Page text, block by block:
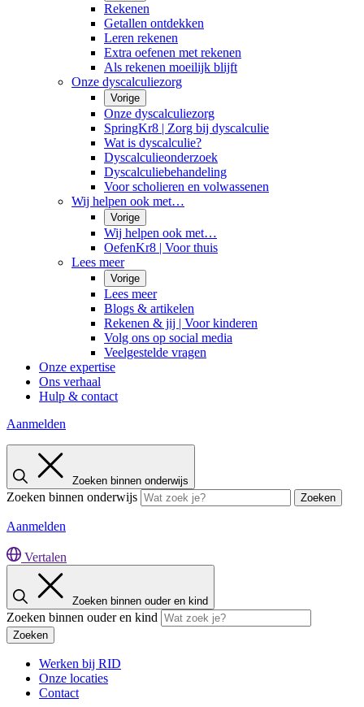
Rekenen
Getallen ontdekken
Leren rekenen
Extra oefenen met rekenen
Als rekenen moeilijk blijft
Onze dyscalculiezorg
Vorige
Onze dyscalculiezorg
SpringKr8 | Zorg bij dyscalculie
Wat is dyscalculie?
Dyscalculieonderzoek
Dyscalculiebehandeling
Voor scholieren en volwassenen
Wij helpen ook met…
Vorige
Wij helpen ook met…
OefenKr8 | Voor thuis
Lees meer
Vorige
Lees meer
Blogs & artikelen
Rekenen & jij | Voor kinderen
Volg ons op social media
Veelgestelde vragen
Onze expertise
Ons verhaal
Hulp & contact
Aanmelden
Zoeken binnen onderwijs
Zoeken binnen onderwijs Zoeken
Aanmelden
Vertalen
Zoeken binnen ouder en kind
Zoeken binnen ouder en kind
Zoeken
Werken bij RID
Onze locaties
Contact